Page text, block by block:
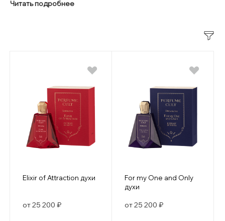
Читать подробнее
Elixir of Attraction духи
от 25 200 ₽
For my One and Only
духи
от 25 200 ₽